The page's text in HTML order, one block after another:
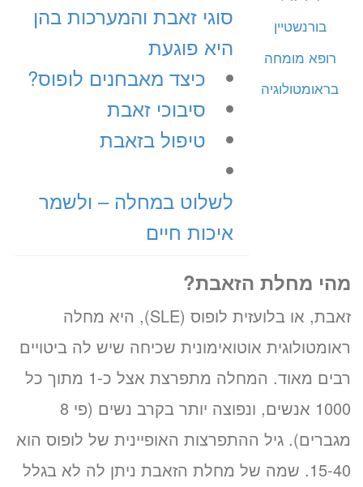
בורנשטיין
רופא מומחה
בראומטולוגיה
סוגי זאבת והמערכות בהן
היא פוגעת
כיצד מאבחנים לופוס?
סיבוכי זאבת
טיפול בזאבת
לשלוט במחלה – ולשמר
איכות חיים
מהי מחלת הזאבת?
זאבת, או בלועזית לופוס (SLE), היא מחלה
ראומטולוגית אוטואימונית שכיחה שיש לה ביטויים
רבים מאוד. המחלה מתפרצת אצל כ-1 מתוך כל
1000 אנשים, ונפוצה יותר בקרב נשים (פי 8
מגברים). גיל ההתפרצות האופיינית של לופוס הוא
15-40. שמה של מחלת הזאבת ניתן לה לא בגלל